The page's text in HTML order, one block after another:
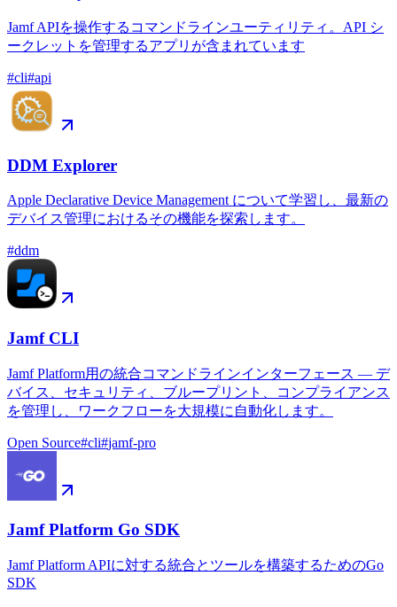
Jamf APIを操作するコマンドラインユーティリティ。API シ
ークレットを管理するアプリが含まれています
#cli#api
DDM Explorer
Apple Declarative Device Management について学習し、最新の
デバイス管理におけるその機能を探索します。
#ddm
Jamf CLI
Jamf Platform用の統合コマンドラインインターフェース — デ
バイス、セキュリティ、ブループリント、コンプライアンス
を管理し、ワークフローを大規模に自動化します。
Open Source#cli#jamf-pro
Jamf Platform Go SDK
Jamf Platform APIに対する統合とツールを構築するためのGo
SDK